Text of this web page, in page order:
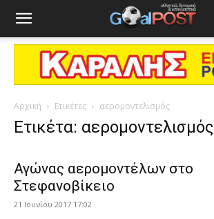
Αρχική Ετικέτες αερομοντελισμός
Ετικέτα: αερομοντελισμός
Αγώνας αερομοντέλων στο
Στεφανοβίκειο
21 Ιουνίου 2017 17:02